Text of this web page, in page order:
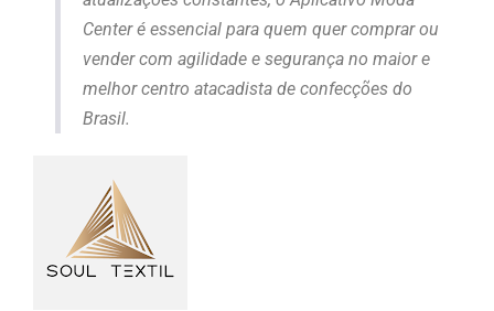
Center é essencial para quem quer comprar ou
vender com agilidade e segurança no maior e
melhor centro atacadista de confecções do
Brasil.